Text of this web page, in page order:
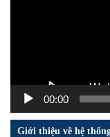
00:00
Giới thiệu về hệ